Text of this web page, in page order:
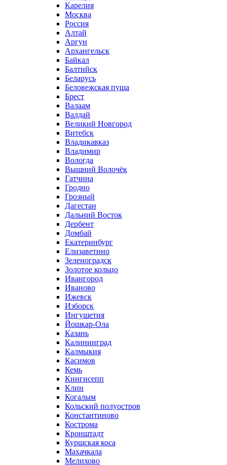
Карелия
Москва
Россия
Алтай
Аргун
Архангельск
Байкал
Балтийск
Беларусь
Беловежская пуща
Брест
Валаам
Валдай
Великий Новгород
Витебск
Владикавказ
Владимир
Вологда
Вышний Волочёк
Гатчина
Гродно
Грозный
Дагестан
Дальний Восток
Дербент
Домбай
Екатеринбург
Елизаветино
Зеленоградск
Золотое кольцо
Ивангород
Иваново
Ижевск
Изборск
Ингушетия
Йошкар-Ола
Казань
Калининград
Калмыкия
Касимов
Кемь
Кингисепп
Клин
Когалым
Кольский полуостров
Константиново
Кострома
Кронштадт
Куршская коса
Махачкала
Мелихово